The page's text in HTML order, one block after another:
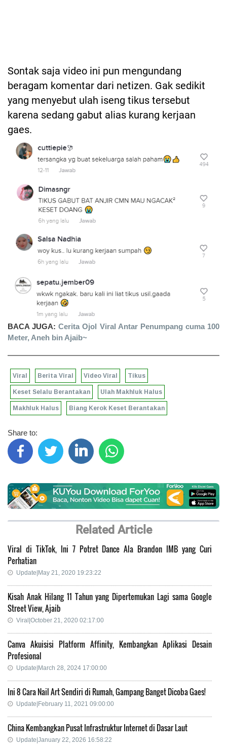
Sontak saja video ini pun mengundang
beragam komentar dari netizen. Gak sedikit
yang menyebut ulah iseng tikus tersebut
karena sedang gabut alias kurang kerjaan
gaes.
BACA JUGA:Cerita Ojol Viral Antar Penumpang cuma 100
Meter, Aneh bin Ajaib~
Viral Berita Viral Video Viral Tikus
Keset Selalu Berantakan Ulah Makhluk Halus
Makhluk Halus Biang Kerok Keset Berantakan
Share to:
Related Article
Viral di TikTok, Ini 7 Potret Dance Ala Brandon IMB yang Curi
Perhatian
Update|May 21, 2020 19:23:22
Kisah Anak Hilang 11 Tahun yang Dipertemukan Lagi sama Google
Street View, Ajaib
Viral|October 21, 2020 02:17:00
Canva Akuisisi Platform Affinity, Kembangkan Aplikasi Desain
Profesional
Update|March 28, 2024 17:00:00
Ini 8 Cara Nail Art Sendiri di Rumah, Gampang Banget Dicoba Gaes!
Update|February 11, 2021 09:00:00
China Kembangkan Pusat Infrastruktur Internet di Dasar Laut
Update|January 22, 2026 16:58:22